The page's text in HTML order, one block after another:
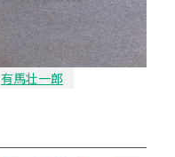
有馬壮一郎